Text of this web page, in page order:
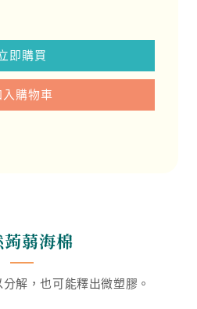
即購買
入購物車
蒟蒻海棉
解，也可能釋出微塑膠。